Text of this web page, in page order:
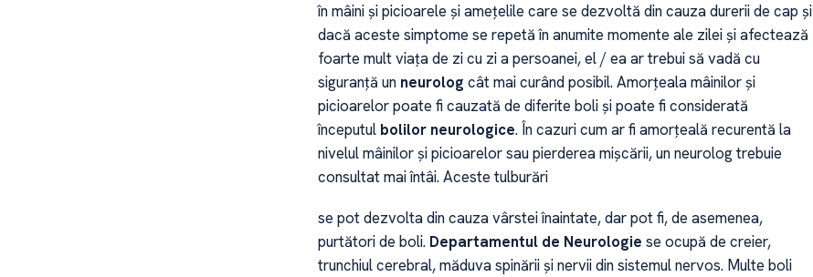
în mâini și picioarele și amețelile care se dezvoltă din cauza durerii de cap și
dacă aceste simptome se repetă în anumite momente ale zilei și afectează
foarte mult viața de zi cu zi a persoanei, el / ea ar trebui să vadă cu
siguranță unneurolog cât mai curând posibil. Amorțeala mâinilor și
picioarelor poate fi cauzată de diferite boli și poate fi considerată
începutulbolilor neurologice. În cazuri cum ar fi amorțeală recurentă la
nivelul mâinilor și picioarelor sau pierderea mișcării, un neurolog trebuie
consultat mai întâi. Aceste tulburări
se pot dezvolta din cauza vârstei înaintate, dar pot fi, de asemenea,
purtători de boli. Departamentul de Neurologie se ocupă de creier,
trunchiul cerebral, măduva spinării și nervii din sistemul nervos. Multe boli